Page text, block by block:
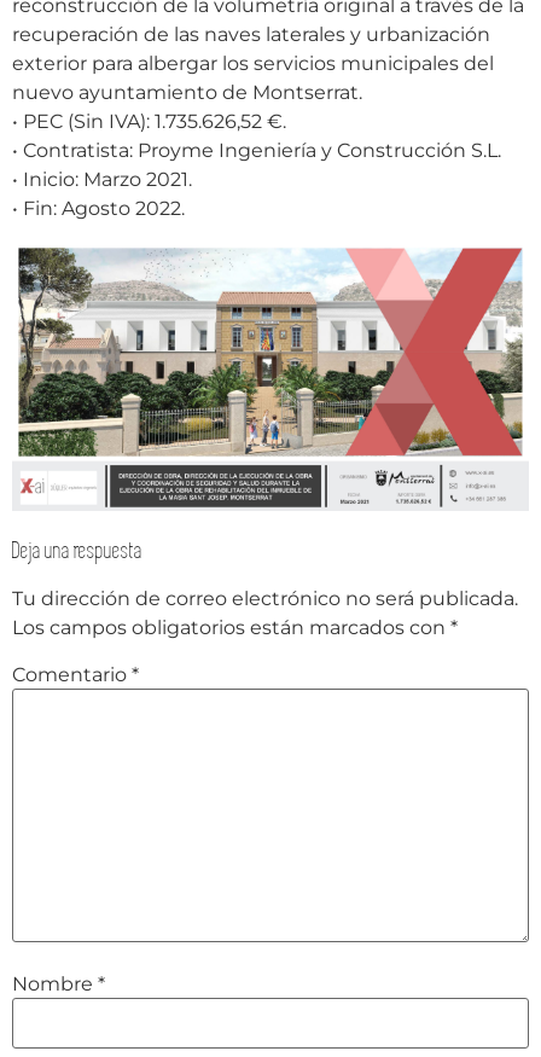
reconstrucción de la volumetría original a través de la
recuperación de las naves laterales y urbanización
exterior para albergar los servicios municipales del
nuevo ayuntamiento de Montserrat.
• PEC (Sin IVA): 1.735.626,52 €.
• Contratista: Proyme Ingeniería y Construcción S.L.
• Inicio: Marzo 2021.
• Fin: Agosto 2022.
Deja una respuesta
Tu dirección de correo electrónico no será publicada.
Los campos obligatorios están marcados con *
Comentario *
Nombre *